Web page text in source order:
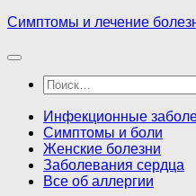
Перейти
содержимому
Симптомы и лечение
Найти:
Инфекционные
Симптомы и боли
Женские болезни
Заболевания сердца
Все об аллергии